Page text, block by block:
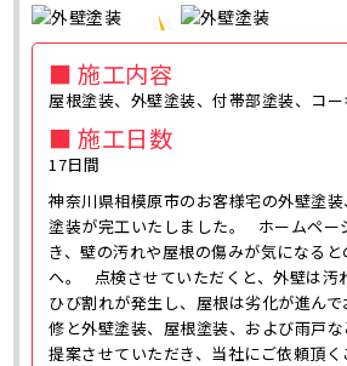
■ 施工内容
屋根塗装、外壁塗装、付帯部塗装、コ
■ 施工日数
17日間
神奈川県相模原市のお客様宅の外壁塗
塗装が完工いたしました。 ホームペー
き、壁の汚れや屋根の傷みが気になる
へ。 点検させていただくと、外壁は汚
ひび割れが発生し、屋根は劣化が進ん
修と外壁塗装、屋根塗装、および雨戸
提案させていただき、当社にご依頼頂く